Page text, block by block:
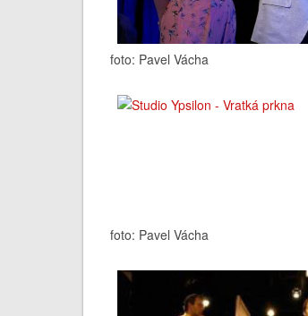
foto: Pavel Vácha
foto: Pavel Vácha